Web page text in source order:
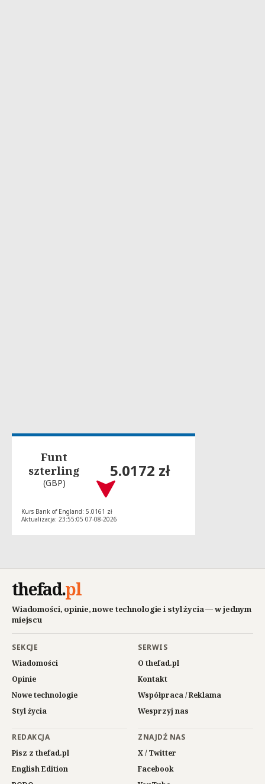
Funt
szterling
(GBP)
5.0172 zł
Kurs Bank of England: 5.0161 zł
Aktualizacja: 23:55:05 07-08-2026
thefad.pl
Wiadomości, opinie, nowe technologie i styl życia — w jednym
miejscu
SEKCJE
Wiadomości
Opinie
Nowe technologie
Styl życia
SERWIS
O thefad.pl
Kontakt
Współpraca / Reklama
Wesprzyj nas
REDAKCJA
Pisz z thefad.pl
English Edition
ZNAJDŹ NAS
X / Twitter
Facebook